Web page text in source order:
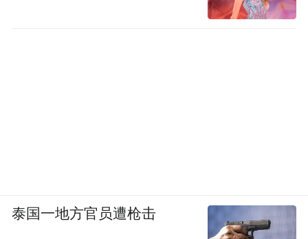
泰国一地方官员遭枪击